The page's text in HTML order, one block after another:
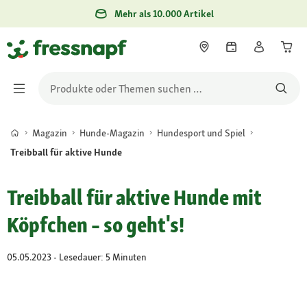
Mehr als 10.000 Artikel
Magazin Hunde-Magazin
Hundesport und Spiel
Treibball für aktive Hunde
Treibball für aktive Hunde mit
Köpfchen – so geht's!
05.05.2023 - Lesedauer: 5 Minuten